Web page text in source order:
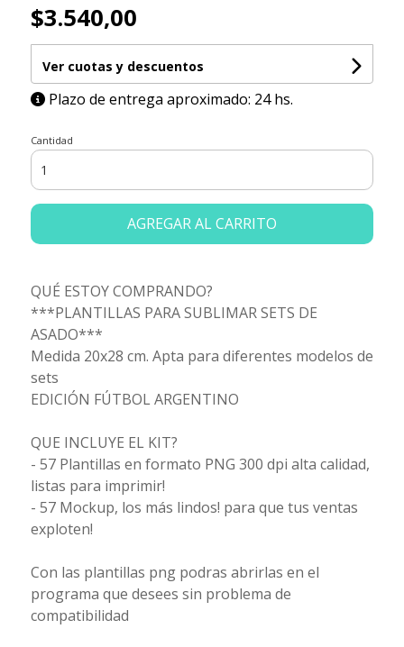
$3.540,00
Ver cuotas y descuentos
Plazo de entrega aproximado: 24 hs.
Cantidad
AGREGAR AL CARRITO
QUÉ ESTOY COMPRANDO?
***PLANTILLAS PARA SUBLIMAR SETS DE
ASADO***
Medida 20x28 cm. Apta para diferentes modelos de
sets
EDICIÓN FÚTBOL ARGENTINO
QUE INCLUYE EL KIT?
- 57 Plantillas en formato PNG 300 dpi alta calidad,
listas para imprimir!
- 57 Mockup, los más lindos! para que tus ventas
exploten!
Con las plantillas png podras abrirlas en el
programa que desees sin problema de
compatibilidad